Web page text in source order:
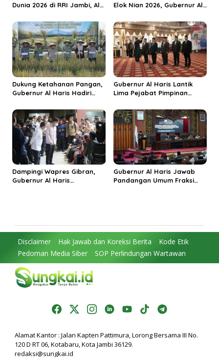
Dunia 2026 di RRI Jambi, Al
Ekonomi Rakyat
Elok Nian 2026, Gubernur Al
Jadi Destinasi Wisata
Budaya Unggulan
Dukung Ketahanan Pangan,
Gubernur Al Haris Hadiri
Kabupaten Tanjungjabung
Timur
Gubernur Al Haris Lantik
Lima Pejabat Pimpinan
Penguatan Kinerja dan
Integritas
Dampingi Wapres Gibran,
Gubernur Al Haris
Gubernur Al Haris Jawab
Pandangan Umum Fraksi
Disclaimer Hak Jawab dan Koreksi Berita
Kode Etik
Pedoman Media Siber
SOP Perlindungan Wartawan
Alamat Kantor : Jalan Kapten Pattimura, Lorong Bersama III No.
120 D RT 06, Kotabaru, Kota Jambi 36129.
redaksi@sungkai.id